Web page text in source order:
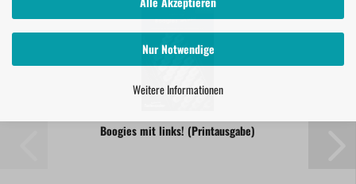
Nur Notwendige
Weitere Informationen
Boogies mit links! (Printausgabe)